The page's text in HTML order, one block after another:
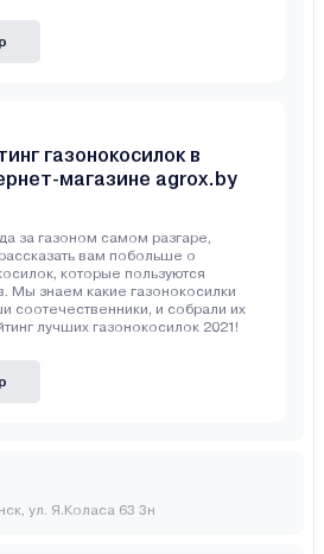
газонокосилок в
магазине agrox.by
за газоном самом разгаре,
вам побольше о
которые пользуются
Мы знаем какие газонокосилки
соотечественники, и собрали их
лучших газонокосилок 2021!
ул. Я.Коласа 63 3н